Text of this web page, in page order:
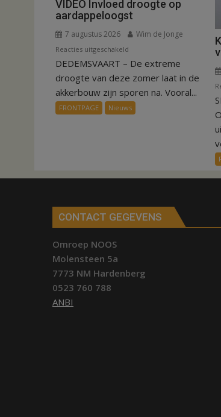
VIDEO Invloed droogte op
aardappeloogst
7 augustus 2026 Wim de Jonge
Reacties uitgeschakeld
VIDEO
Invloed
op
aardappeloogst
DEDEMSVAART – De extreme
droogte van deze zomer laat in de
akkerbouw zijn sporen na. Vooral...
FRONTPAGE Nieuws
CONTACT GEGEVENS
Omroep NOOS
Molensteen 5a
7773 NM Hardenberg
0523 760 788
ANBI